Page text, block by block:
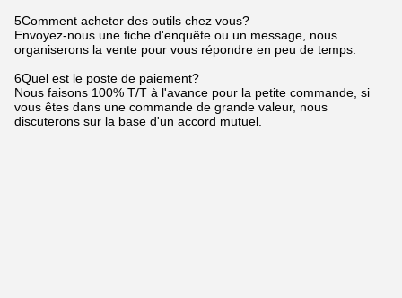
5Comment acheter des outils chez vous?
Envoyez-nous une fiche d'enquête ou un message, nous
organiserons la vente pour vous répondre en peu de temps.
6Quel est le poste de paiement?
Nous faisons 100% T/T à l'avance pour la petite commande, si
vous êtes dans une commande de grande valeur, nous
discuterons sur la base d'un accord mutuel.